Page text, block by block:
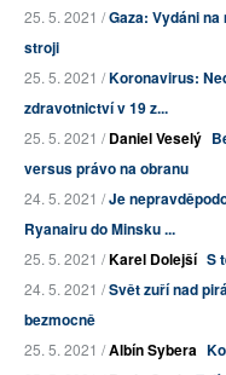
25. 5. 2021 /Gaza: Vydáni
stroji
25. 5. 2021 /Koronavirus:
zdravotnictví v 19 z...
25. 5. 2021 /Daniel Veselý
versus právo na obranu
24. 5. 2021 /Je
Ryanairu do Minsku ...
25. 5. 2021 /Karel Dolejší S
24. 5. 2021 /Svět zuří nad
bezmocně
25. 5. 2021 /Albín Sybera